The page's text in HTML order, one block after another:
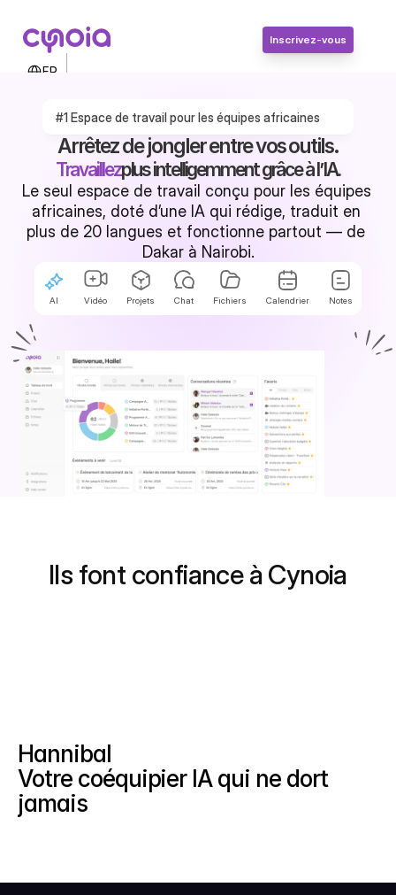
Inscrivez-vous
FR
Connexion
Inscrivez-vous
#1 Espace de travail pour les équipes africaines
Arrêtez de jongler entre vos outils.
Travaillezplus intelligemment grâce à l’IA.
Le seul espace de travail conçu pour les équipes
africaines, doté d’une IA qui rédige, traduit en
plus de 20 langues et fonctionne partout — de
Dakar à Nairobi.
AI Projets
Vidéo Chat Fichiers Calendrier Notes
Ils font confiance à Cynoia
Hannibal
Votre coéquipier IA qui ne dort
jamais